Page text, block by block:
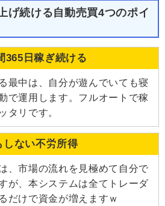
げ続ける自動売買4つのポイ
365日稼ぎ続ける
最中は、自分が遊んでいても寝
で運用します。フルオートで稼
タリです。
しない不労所得
、市場の流れを見極めて自分で
が、本システムは全てトレーダ
だけで資金が増えますｗ